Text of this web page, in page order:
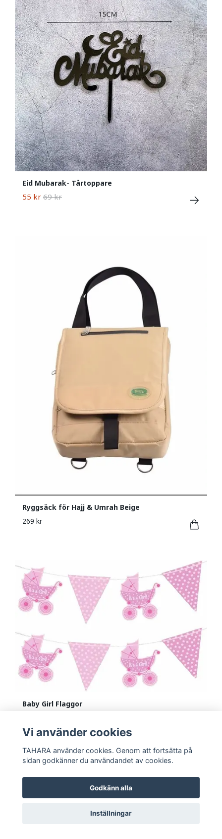
Eid Mubarak- Tårtoppare
55 kr 69 kr
Ryggsäck för Hajj & Umrah Beige
269 kr
Baby Girl Flaggor
Vi använder cookies
TAHARA använder cookies. Genom att fortsätta på
sidan godkänner du användandet av cookies.
Godkänn alla
Inställningar